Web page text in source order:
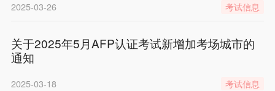
2025-03-26 考试信息
关于2025年5月AFP认证考试新增加考场城市的
通知
2025-03-18 考试信息